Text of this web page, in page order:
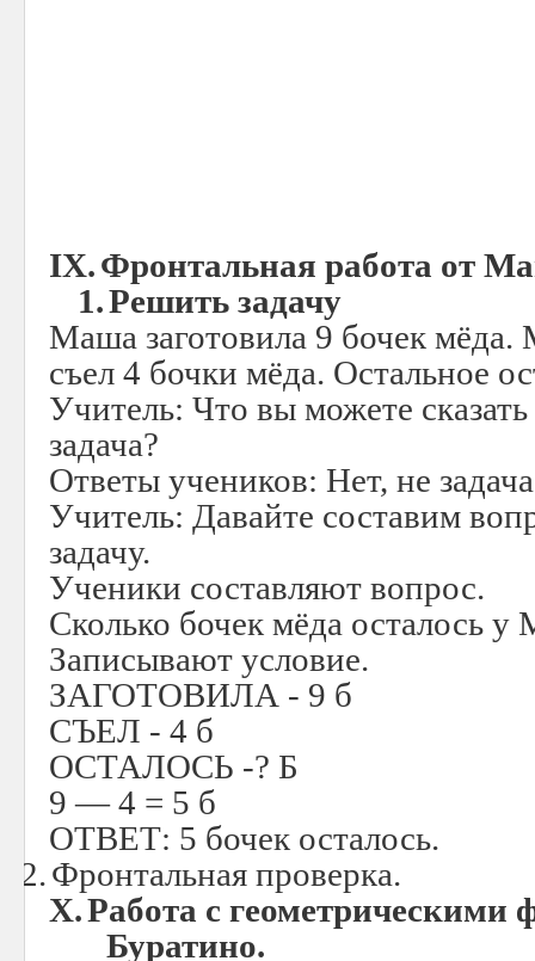
IX.Фронтальная работа от
1.Решить задачу
Маша заготовила 9 бочек мёда.
съел 4 бочки мёда. Остальное
Учитель: Что вы можете
задача?
Ответы учеников: Нет, не
Учитель: Давайте составим
задачу.
Ученики составляют вопрос.
Сколько бочек мёда осталось
Записывают условие.
ЗАГОТОВИЛА - 9 б
СЪЕЛ - 4 б
ОСТАЛОСЬ -? Б
9 — 4 = 5 б
ОТВЕТ: 5 бочек осталось.
2.Фронтальная проверка.
X.Работа с геометрическими
Буратино.